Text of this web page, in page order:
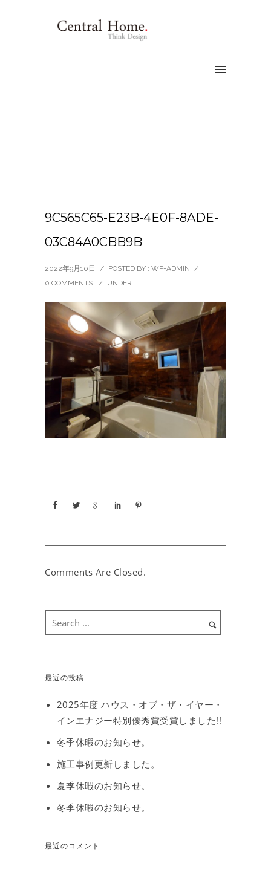
9C565C65-E23B-4E0F-8ADE-
03C84A0CBB9B
2022年9月10日 / POSTED BY : WP-ADMIN /
0 COMMENTS
/ UNDER :
Comments Are Closed.
最近の投稿
2025年度 ハウス・オブ・ザ・イヤー・
インエナジー特別優秀賞受賞しました!!
冬季休暇のお知らせ。
施工事例更新しました。
夏季休暇のお知らせ。
冬季休暇のお知らせ。
最近のコメント